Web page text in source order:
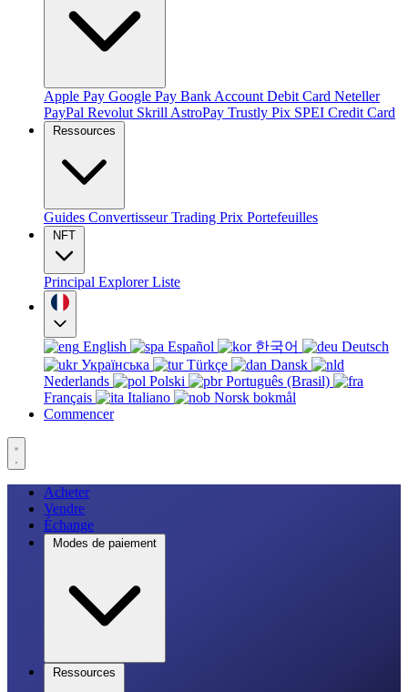
Apple Pay Google Pay Bank Account Debit Card Neteller
PayPal Revolut Skrill AstroPay Trustly Pix SPEI Credit Card
Ressources
Guides ConvertisseurTrading Prix Portefeuilles
NFT
Principal ExplorerListe
English Español 한국어
Deutsch
Українська
Türkçe
Dansk
Nederlands
Polski
Português (Brasil)
Français
Italiano
Norsk bokmål
Commencer
Acheter
Vendre
Échange
Modes de paiement
Ressources